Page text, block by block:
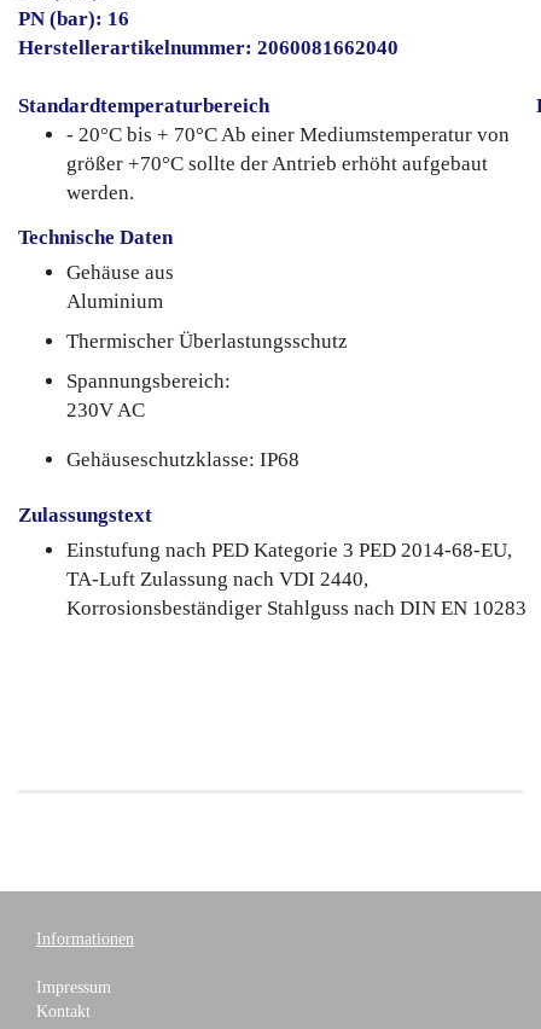
PN (bar): 16
Herstellerartikelnummer: 2060081662040
Standardtemperaturbereich
- 20°C bis + 70°C Ab einer Mediumstemperatur von
größer +70°C sollte der Antrieb erhöht aufgebaut
werden.
Technische Daten
Gehäuse aus
Aluminium
Thermischer Überlastungsschutz
Spannungsbereich:
230V AC
Gehäuseschutzklasse: IP68
Zulassungstext
Einstufung nach PED Kategorie 3 PED 2014-68-EU,
TA-Luft Zulassung nach VDI 2440,
Korrosionsbeständiger Stahlguss nach DIN EN 10283
Informationen
Impressum
Kontakt